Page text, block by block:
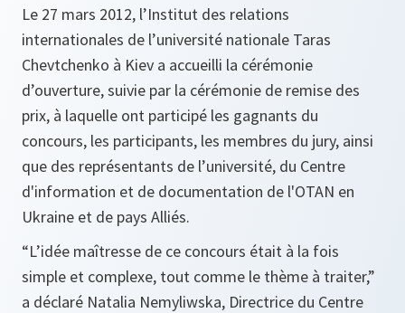
Le 27 mars 2012, l’Institut des relations
internationales de l’université nationale Taras
Chevtchenko à Kiev a accueilli la cérémonie
d’ouverture, suivie par la cérémonie de remise des
prix, à laquelle ont participé les gagnants du
concours, les participants, les membres du jury, ainsi
que des représentants de l’université, du Centre
d'information et de documentation de l'OTAN en
Ukraine et de pays Alliés.
“L’idée maîtresse de ce concours était à la fois
simple et complexe, tout comme le thème à traiter,”
a déclaré Natalia Nemyliwska, Directrice du Centre